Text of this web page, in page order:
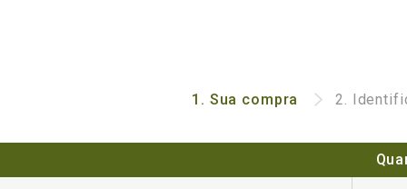
1. Sua compra 2.